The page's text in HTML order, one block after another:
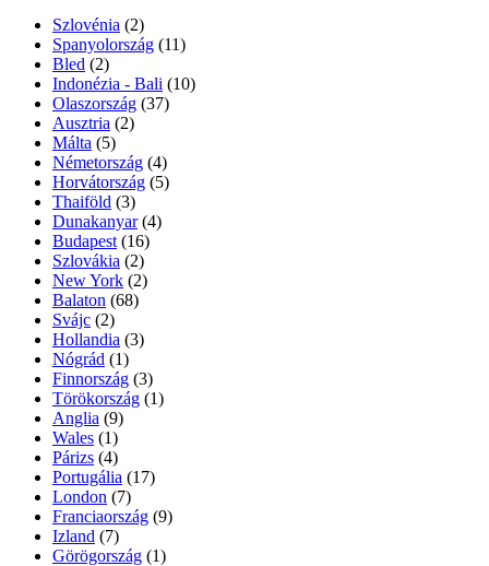
Szlovénia (2)
Spanyolország (11)
Bled (2)
Indonézia - Bali (10)
Olaszország (37)
Ausztria (2)
Málta (5)
Németország (4)
Horvátország (5)
Thaiföld (3)
Dunakanyar (4)
Budapest (16)
Szlovákia (2)
New York (2)
Balaton (68)
Svájc (2)
Hollandia (3)
Nógrád (1)
Finnország (3)
Törökország (1)
Anglia (9)
Wales (1)
Párizs (4)
Portugália (17)
London (7)
Franciaország (9)
Izland (7)
Görögország (1)